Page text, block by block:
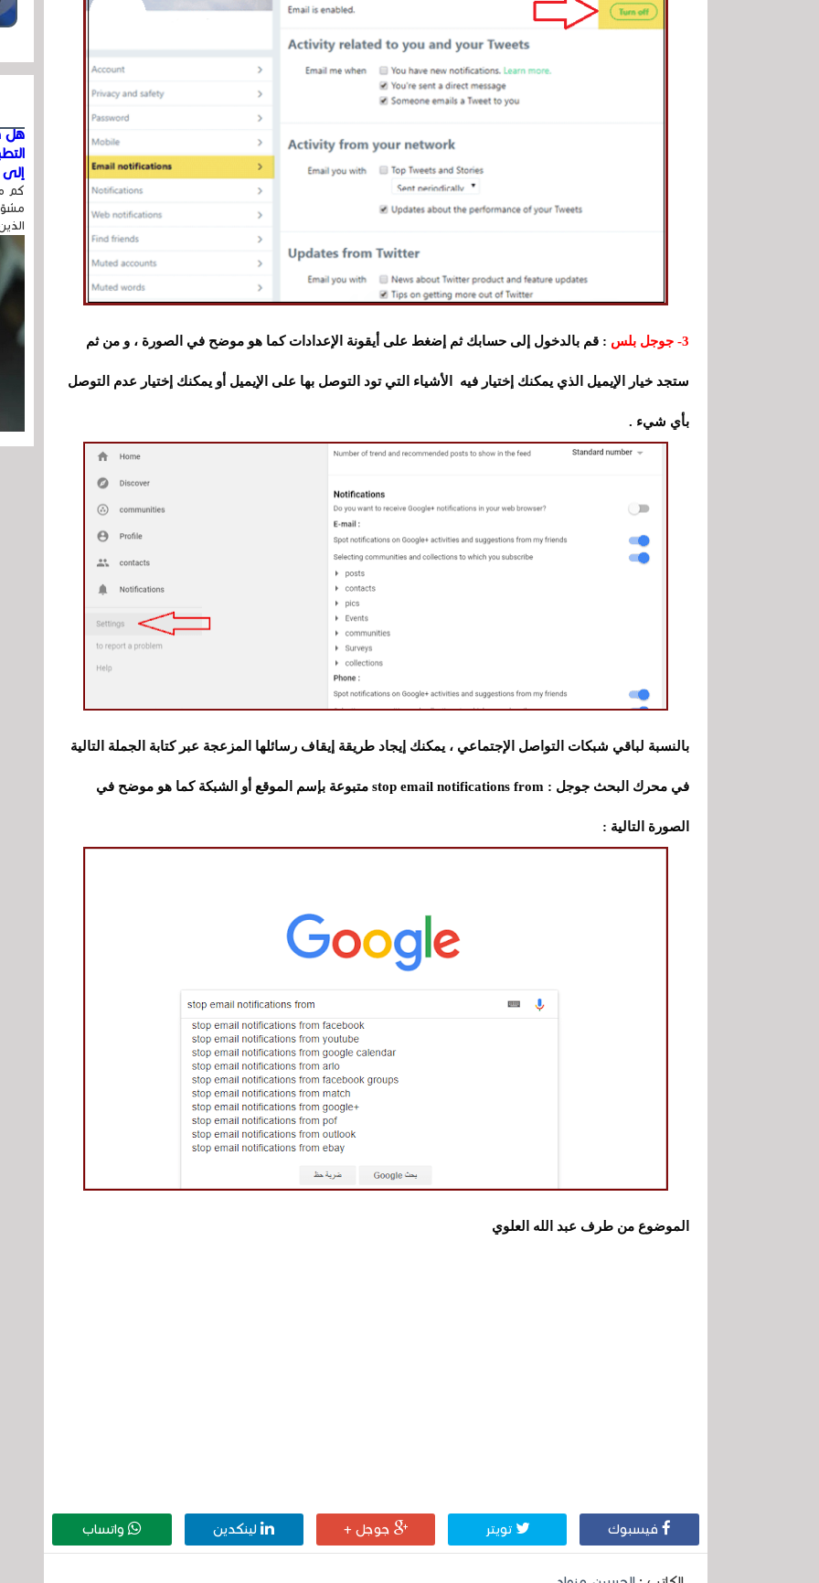
3- جوجل بلس : قم بالدخول إلى حسابك ثم إضغط على أيقونة الإعدادات كما هو موضح في الصورة ، و من ثم
ستجد خيار الإيميل الذي يمكنك إختيار فيه الأشياء التي تود التوصل بها على الإيميل أو يمكنك إختيار عدم التوصل
بأي شيء .
بالنسبة لباقي شبكات التواصل الإجتماعي ، يمكنك إيجاد طريقة إيقاف رسائلها المزعجة عبر كتابة الجملة التالية
في محرك البحث جوجل : stop email notifications from متبوعة بإسم الموقع أو الشبكة كما هو موضح في
الصورة التالية :
الموضوع من طرف عبد الله العلوي
فيسبوك تويتر جوجل + لينكدين واتساب
هل
إلى
كم